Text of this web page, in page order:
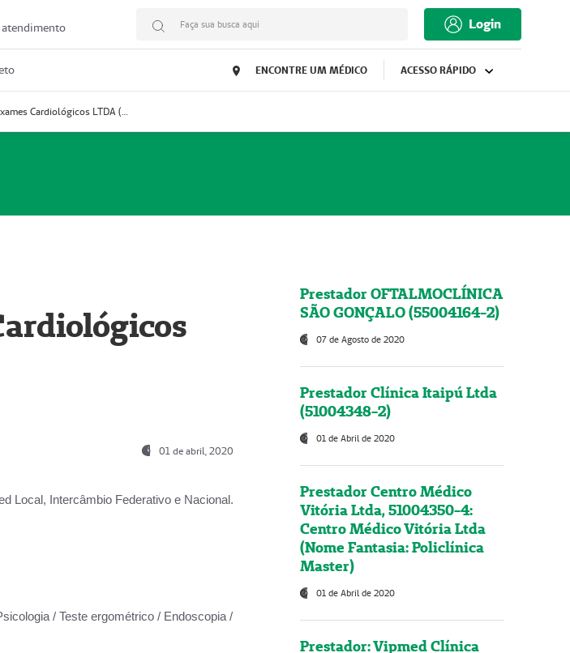
atendimento Faça sua busca aqui Login
ENCONTRE UM MÉDICO ACESSO RÁPIDO
Prestador Decordis Exames Cardiológicos LTDA (51004346-0)
01 de abril, 2020
Local, Intercâmbio Federativo e Nacional.
/ Teste ergométrico / Endoscopia /
Prestador OFTALMOCLÍNICA
SÃO GONÇALO (55004164-2)
07 de Agosto de 2020
Prestador Clínica Itaipú Ltda
(51004348-2)
01 de Abril de 2020
Prestador Centro Médico
Vitória Ltda, 51004350-4:
Centro Médico Vitória Ltda
(Nome Fantasia: Policlínica
Master)
01 de Abril de 2020
Prestador: Vipmed Clínica